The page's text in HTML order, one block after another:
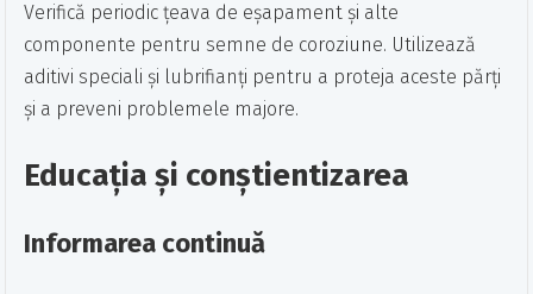
Verifică periodic țeava de eșapament și alte
componente pentru semne de coroziune. Utilizează
aditivi speciali și lubrifianți pentru a proteja aceste părți
și a preveni problemele majore.
Educația și conștientizarea
Informarea continuă